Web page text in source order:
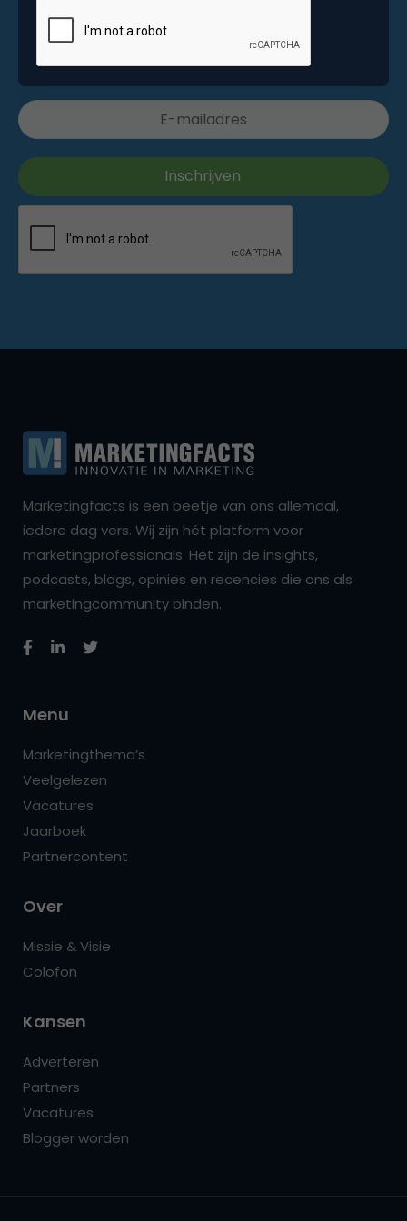
Dagelijkse nieuwsbrief
Marketingfacts is een beetje van ons allemaal,
iedere dag vers. Wij zijn hét platform voor
marketingprofessionals. Het zijn de insights,
podcasts, blogs, opinies en recencies die ons als
marketingcommunity binden.
Menu
Marketingthema’s
Veelgelezen
Vacatures
Jaarboek
Partnercontent
Over
Missie & Visie
Colofon
Kansen
Adverteren
Partners
Vacatures
Blogger worden